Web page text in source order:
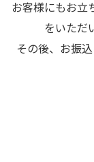
お客様にもお立
をいただ
その後、お振